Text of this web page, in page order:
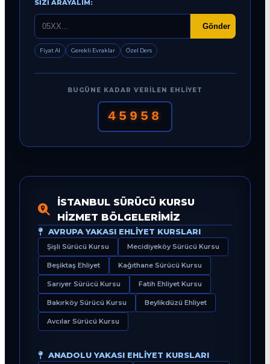
SIZI ARAYALIM:
Gönder
Fiyat Al Gerekli Evraklar Özel Ders
BUGÜNE KADAR VERILEN EHLIYET
45958
İSTANBUL SÜRÜCÜ KURSU
HIZMET BÖLGELERIMIZ
AVRUPA YAKASI EHLIYET KURSLARI
Şişli Sürücü Kursu Mecidiyeköy Sürücü Kursu
Beşiktaş Ehliyet Kağıthane Sürücü Kursu
Sarıyer Sürücü Kursu Fatih Ehliyet Kursu
Bakırköy Sürücü Kursu Beylikdüzü Ehliyet
Avcılar Sürücü Kursu
ANADOLU YAKASI EHLIYET KURSLARI